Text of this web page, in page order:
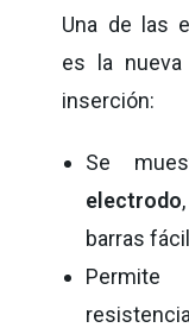
Una de las
es la
inserción:
Se
electrodo
barras
Permite